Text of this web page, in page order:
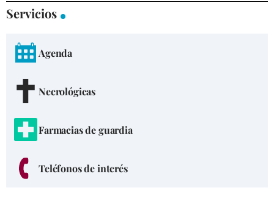
Servicios
Agenda
Necrológicas
Farmacias de guardia
Teléfonos de interés